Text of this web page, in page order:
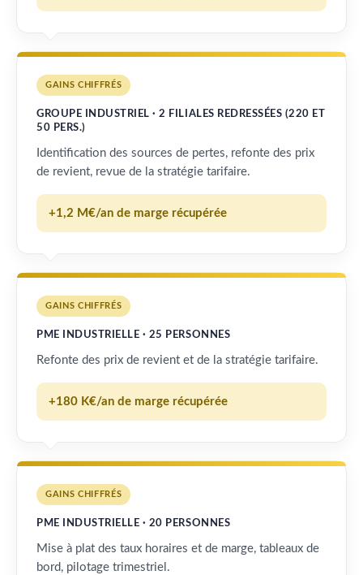
GAINS CHIFFRÉS
GROUPE INDUSTRIEL · 2 FILIALES REDRESSÉES (220 ET
50 PERS.)
Identification des sources de pertes, refonte des prix
de revient, revue de la stratégie tarifaire.
+1,2 M€/an de marge récupérée
GAINS CHIFFRÉS
PME INDUSTRIELLE · 25 PERSONNES
Refonte des prix de revient et de la stratégie tarifaire.
+180 K€/an de marge récupérée
GAINS CHIFFRÉS
PME INDUSTRIELLE · 20 PERSONNES
Mise à plat des taux horaires et de marge, tableaux de
bord, pilotage trimestriel.